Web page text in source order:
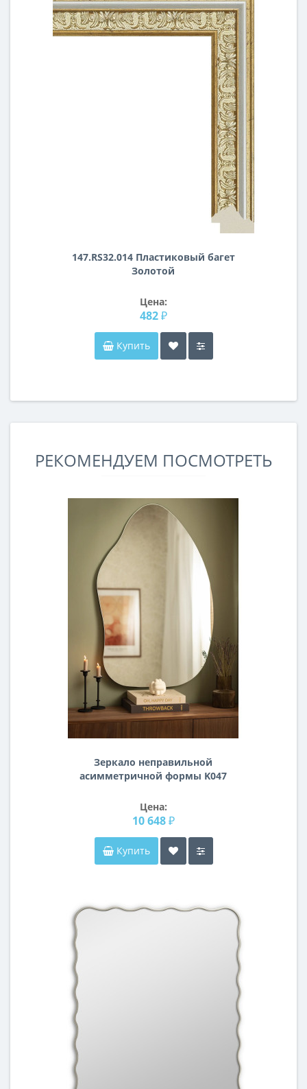
147.RS32.014 Пластиковый багет
Золотой
Цена:
482 ₽
Купить
РЕКОМЕНДУЕМ ПОСМОТРЕТЬ
Зеркало неправильной
асимметричной формы K047
Цена:
10 648 ₽
Купить